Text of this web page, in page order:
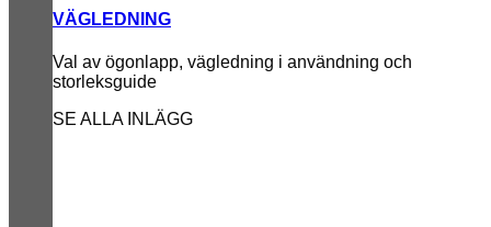
VÄGLEDNING
Val av ögonlapp, vägledning i användning och
storleksguide
SE ALLA INLÄGG